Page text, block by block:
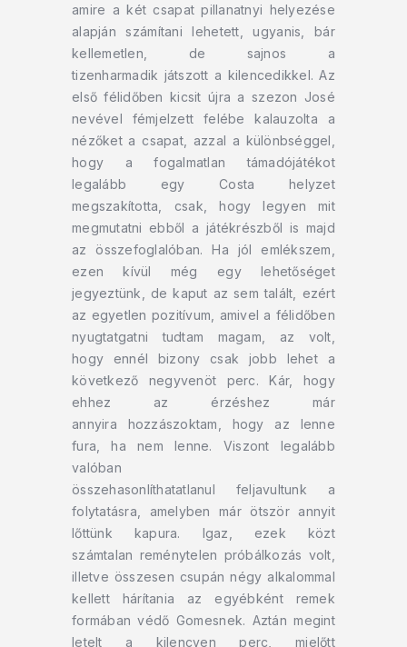
amire a két csapat pillanatnyi helyezése
alapján számítani lehetett, ugyanis, bár
kellemetlen, de sajnos a
tizenharmadik játszott a kilencedikkel. Az
első félidőben kicsit újra a szezon José
nevével fémjelzett felébe kalauzolta a
nézőket a csapat, azzal a különbséggel,
hogy a fogalmatlan támadójátékot
legalább egy Costa helyzet
megszakította, csak, hogy legyen mit
megmutatni ebből a játékrészből is majd
az összefoglalóban. Ha jól emlékszem,
ezen kívül még egy lehetőséget
jegyeztünk, de kaput az sem talált, ezért
az egyetlen pozitívum, amivel a félidőben
nyugtatgatni tudtam magam, az volt,
hogy ennél bizony csak jobb lehet a
következő negyvenöt perc. Kár, hogy
ehhez az érzéshez már
annyira hozzászoktam, hogy az lenne
fura, ha nem lenne. Viszont legalább
valóban
összehasonlíthatatlanul feljavultunk a
folytatásra, amelyben már ötször annyit
lőttünk kapura. Igaz, ezek közt
számtalan reménytelen próbálkozás volt,
illetve összesen csupán négy alkalommal
kellett hárítania az egyébként remek
formában védő Gomesnek. Aztán megint
letelt a kilencven perc, mielőtt